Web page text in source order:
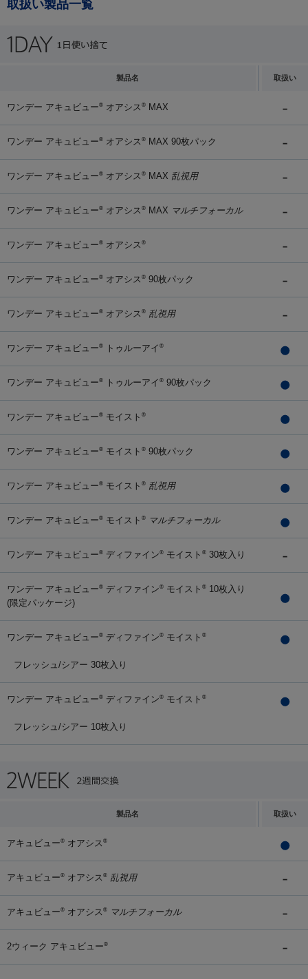
取扱い製品一覧
製品名 取扱い
ワンデー アキュビュー® オアシス ® MAX
ワンデー アキュビュー® オアシス ® MAX 90枚パック
ワンデー アキュビュー® オアシス ® MAX 乱視用
ワンデー アキュビュー® オアシス ® MAX マルチフォーカル
ワンデー アキュビュー® オアシス ®
ワンデー アキュビュー® オアシス ® 90枚パック
ワンデー アキュビュー® オアシス ® 乱視用
ワンデー アキュビュー® トゥルーアイ ®
ワンデー アキュビュー® トゥルーアイ ® 90枚パック
ワンデー アキュビュー® モイスト ®
ワンデー アキュビュー® モイスト ® 90枚パック
ワンデー アキュビュー® モイスト ® 乱視用
ワンデー アキュビュー® モイスト ® マルチフォーカル
ワンデー アキュビュー® ディファイン® モイスト ® 30枚入り
ワンデー アキュビュー® ディファイン® モイスト ® 10枚入り
(限定パッケージ)
ワンデー アキュビュー® ディファイン® モイスト ®
フレッシュ/シアー 30枚入り
ワンデー アキュビュー® ディファイン® モイスト ®
フレッシュ/シアー 10枚入り
製品名 取扱い
アキュビュー® オアシス ®
アキュビュー® オアシス ® 乱視用
アキュビュー® オアシス ® マルチフォーカル
2ウィーク アキュビュー®